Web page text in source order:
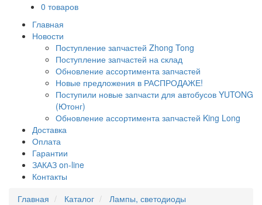
0 товаров
Главная
Новости
Поступление запчастей Zhong Tong
Поступление запчастей на склад
Обновление ассортимента запчастей
Новые предложения в РАСПРОДАЖЕ!
Поступили новые запчасти для автобусов YUTONG
(Ютонг)
Обновление ассортимента запчастей King Long
Доставка
Оплата
Гарантии
ЗАКАЗ on-line
Контакты
Главная
Каталог Лампы, светодиоды